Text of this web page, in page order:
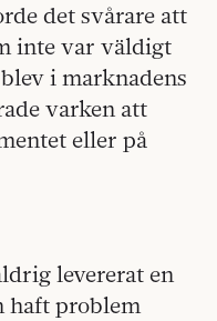
det svårare att
inte var väldigt
i marknadens
varken att
eller på
levererat en
haft problem